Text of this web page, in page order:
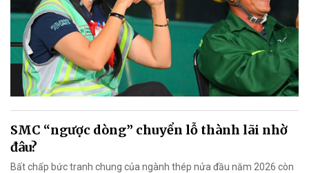
SMC “ngược dòng” chuyển lỗ thành lãi nhờ
đâu?
Bất chấp bức tranh chung của ngành thép nửa đầu năm 2026 còn